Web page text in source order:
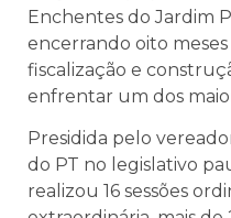
Enchentes do Jardim
encerrando oito
fiscalização e
enfrentar um dos
Presidida pelo
do PT no legislativo
realizou 16 sessões